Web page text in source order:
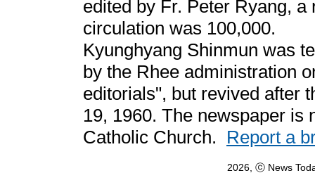
edited by Fr. Peter Ryang,
circulation was 100,000.
Kyunghyang Shinmun was
by the Rhee administration
editorials", but revived after
19, 1960. The newspaper is
Catholic Church. Report a
2026, ⓒ News